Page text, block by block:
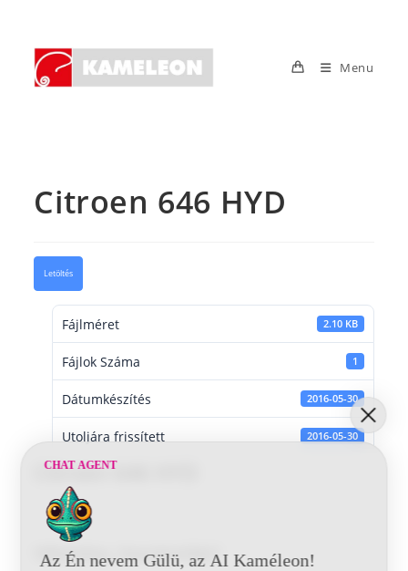
content
Menu
Citroen 646 HYD
Letöltés
Fájlméret 2.10 KB
Fájlok Száma 1
Dátumkészítés 2016-05-30
Utoljára frissített 2016-05-30
Citroen 646 HYD
Vélemény, hozzászólás?
CHAT AGENT
Az Én nevem Gülü, az AI Kaméleon!